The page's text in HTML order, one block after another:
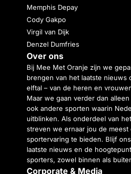
Memphis Depay
Cody Gakpo
Virgil van Dijk
Denzel Dumfries
Over ons
Bij Mee Met Oranje zijn we
brengen van het laatste nieuws
elftal – van de heren en
Maar we gaan verder dan
ook andere sporten waarin
uitblinken. Als onderdeel van
streven we ernaar jou de meest
sportervaring te bieden. Blijf
laatste nieuws en de
sporters, zowel binnen als
Corporate & Media